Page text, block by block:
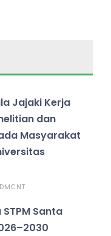
Jajaki Kerja
dan
Masyarakat
Santa